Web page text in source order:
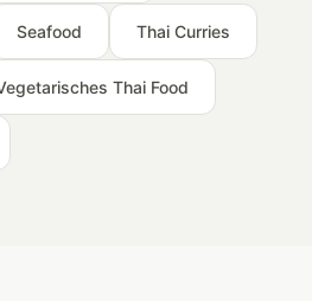
Seafood Thai Curries
Thai Food